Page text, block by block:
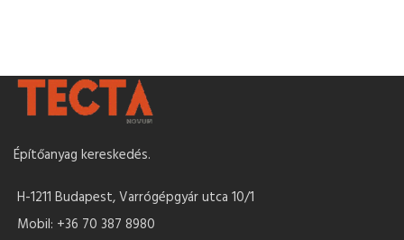
Építőanyag kereskedés.
H-1211 Budapest, Varrógépgyár utca 10/1
Mobil: +36 70 387 8980